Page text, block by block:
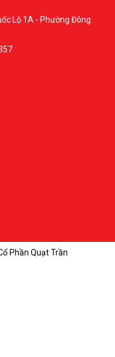
trần không
tế quạt không đèn
những sản phẩm phù
Lộ 1A - Phường Đông
Phần Quạt Trần